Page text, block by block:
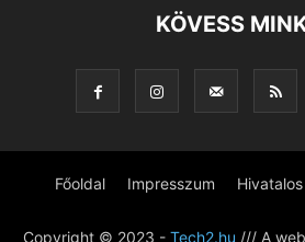
KÖVESS
Főoldal Impresszum
Copyright © 2023 - Tech2.hu /// A